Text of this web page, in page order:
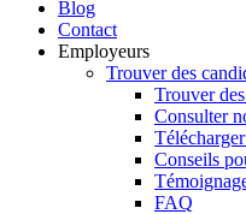
Blog
Contact
Employeurs
Trouver des
Trouver
Consulter
Conseils
FAQ